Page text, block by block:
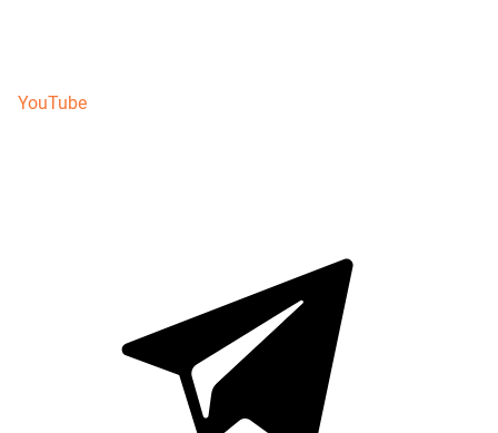
YouTube